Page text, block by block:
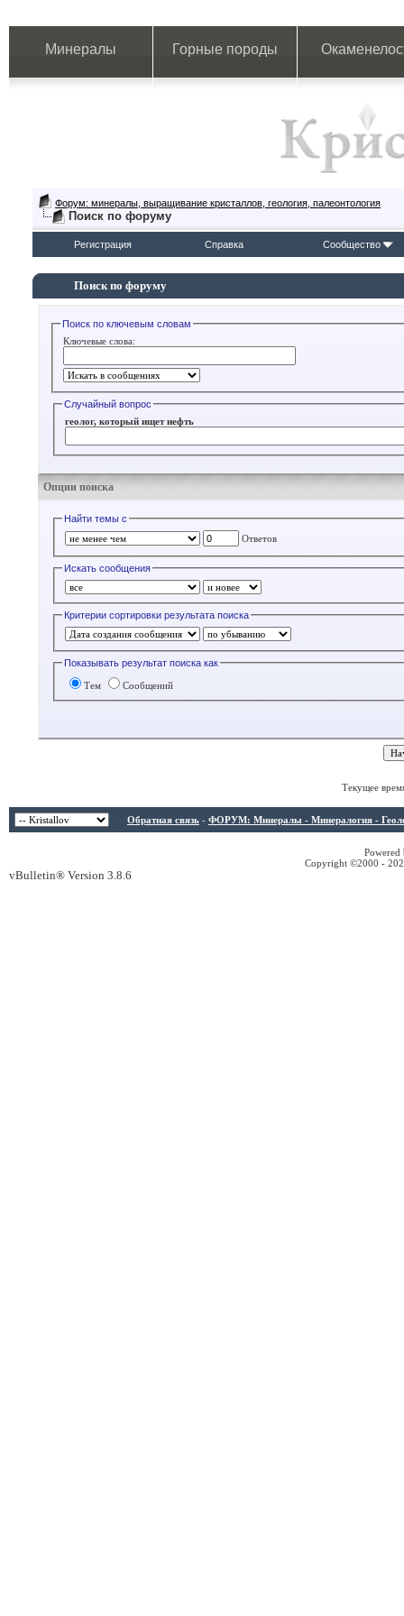
Минералы Горные породы
Форум: минералы, выращивание кристаллов, геология, палеонтология
Поиск по форуму
Регистрация Справка Сообщество
Поиск по форуму
Поиск по ключевым словам
Ключевые слова:
Случайный вопрос
геолог, который ищет нефть
Опции поиска
Найти темы с
Ответов
Искать сообщения
Критерии сортировки результата поиска
Показывать результат поиска как
Тем Сообщений
Текущее
Обратная связь - ФОРУМ: Минералы - Минералогия -
Copyright ©2000 -
vBulletin® Version 3.8.6